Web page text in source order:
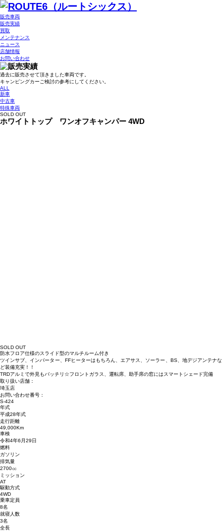
販売車両
販売実績
買取
メンテナンス
ニュース
店舗情報
お問い合わせ
過去に販売させて頂きました車両です。
キャンピングカーご検討の参考にしてください。
ALL
新車
中古車
特殊車両
SOLD OUT
ホワイトトップ ワンオフキャンパー 4WD
SOLD OUT
防水フロア仕様のスライド型のマルチルーム付き
ツインサブ、インバーター、FFヒーターはもちろん、エアサス、ソーラー、BS、地デジアンテナな
ど装備充実！！
TRDアルミで外見もバッチリ☆フロントガラス、運転席、助手席の窓にはスマートシェード完備
取り扱い店舗：
埼玉店
お問い合わせ番号：
S-424
年式
平成28年式
走行距離
49,000Km
車検
令和4年6月29日
燃料
ガソリン
排気量
2700㏄
ミッション
AT
駆動方式
4WD
乗車定員
8名
就寝人数
3名
全長